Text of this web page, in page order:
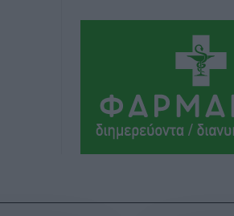
προόδου η ίδρυση
πριν 3 ώρες
Ιππότες: Με το βλέμμα
μέλλον
Αθλητικά• πριν 3 ώρες